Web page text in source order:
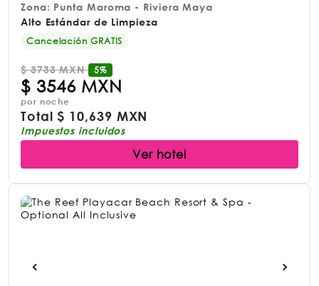
Zona: Punta Maroma - Riviera Maya
Alto Estándar de Limpieza
Cancelación GRATIS
$3733 MXN 5%
$ 3546 MXN
por noche
Total$ 10,639 MXN
Impuestos incluidos
Ver hotel